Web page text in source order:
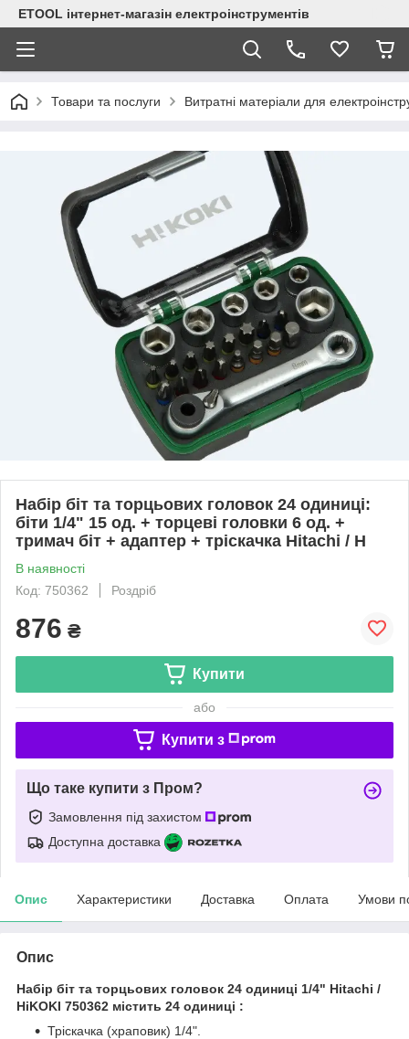
ETOOL інтернет-магазін електроінструментів
Товари та послуги Витратні матеріали для
Набір біт та торцьових головок 24 одиниці:
біти 1/4" 15 од. + торцеві головки 6 од. +
тримач біт + адаптер + тріскачка Hitachi / H
В наявності
Код: 750362
Роздріб
876 ₴
Купити
або
Купити з
Що таке купити з Пром?
Замовлення під захистом
Доступна доставка
Опис Характеристики Доставка Оплата Умови
Опис
Набір біт та торцьових головок 24 одиниці 1/4" Hitachi /
HiKOKI 750362 містить 24 одиниці :
Тріскачка (храповик) 1/4".